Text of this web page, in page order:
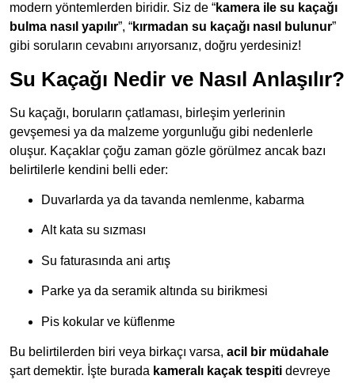
modern yöntemlerden biridir. Siz de “kamera ile su kaçağı
bulma nasıl yapılır”, “kırmadan su kaçağı nasıl bulunur”
gibi soruların cevabını arıyorsanız, doğru yerdesiniz!
Su Kaçağı Nedir ve Nasıl Anlaşılır?
Su kaçağı, boruların çatlaması, birleşim yerlerinin
gevşemesi ya da malzeme yorgunluğu gibi nedenlerle
oluşur. Kaçaklar çoğu zaman gözle görülmez ancak bazı
belirtilerle kendini belli eder:
Duvarlarda ya da tavanda nemlenme, kabarma
Alt kata su sızması
Su faturasında ani artış
Parke ya da seramik altında su birikmesi
Pis kokular ve küflenme
Bu belirtilerden biri veya birkaçı varsa, acil bir müdahale
şart demektir. İşte burada kameralı kaçak tespiti devreye